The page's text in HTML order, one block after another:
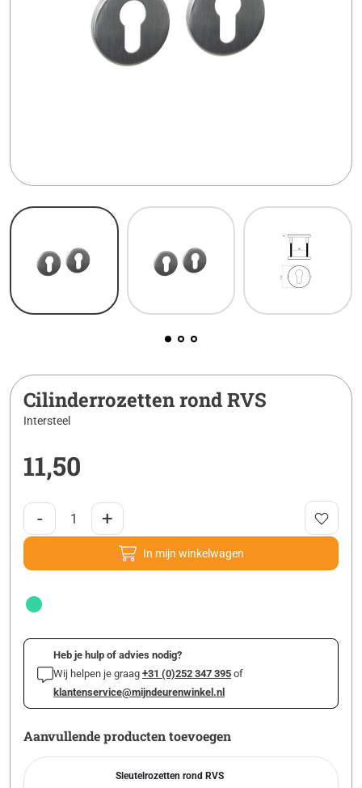
Cilinderrozetten rond RVS
Intersteel
11,50
- +
In mijn winkelwagen
Heb je hulp of advies nodig?
Wij helpen je graag +31 (0)252 347 395 of
klantenservice@mijndeurenwinkel.nl
Aanvullende producten toevoegen
Sleutelrozetten rond RVS